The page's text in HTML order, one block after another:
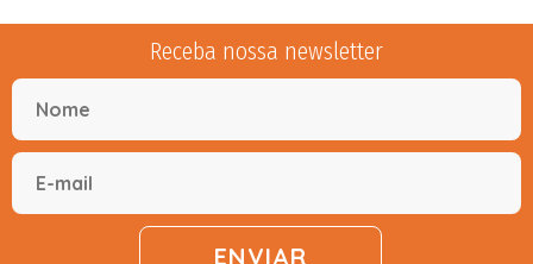
Receba nossa newsletter